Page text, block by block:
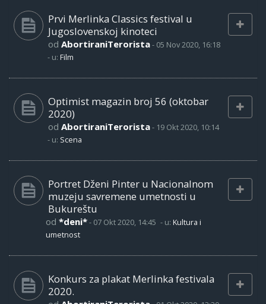
Prvi Merlinka Classics festival u
Jugoslovenskoj kinoteci
od AbortiraniTerorista- 05 Nov 2020, 16:18
- u: Film
Optimist magazin broj 56 (oktobar
2020)
od AbortiraniTerorista- 19 Okt 2020, 10:14
- u: Scena
Portret Dženi Pinter u Nacionalnom
muzeju savremene umetnosti u
Bukureštu
od *deni*- 07 Okt 2020, 14:45 - u: Kultura i
umetnost
Konkurs za plakat Merlinka festivala
2020.